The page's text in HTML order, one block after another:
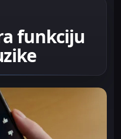
funkciju